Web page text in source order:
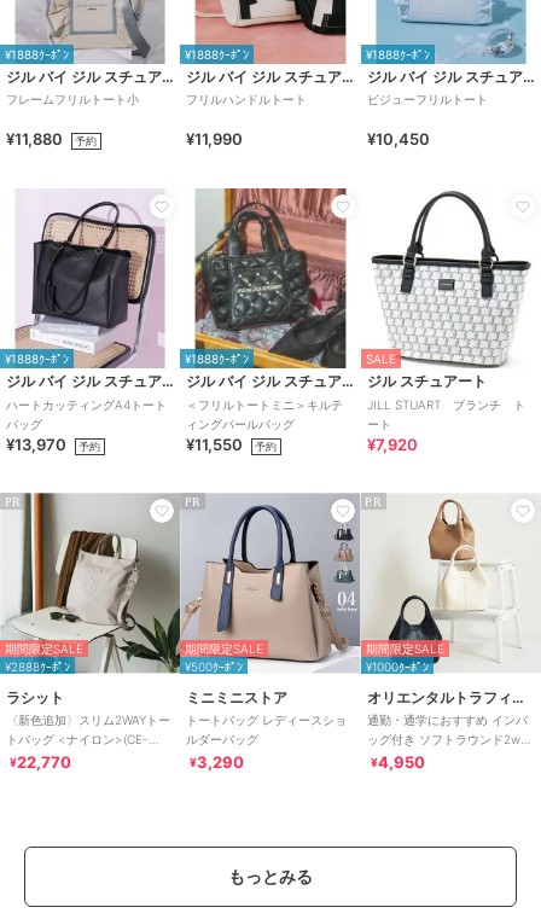
¥1888ｸｰﾎﾟﾝ
ジル バイ ジル スチュアート
フレームフリルトート小
¥11,880 予約
¥1888ｸｰﾎﾟﾝ
ジル バイ ジル スチュアート
フリルハンドルトート
¥11,990
¥1888ｸｰﾎﾟﾝ
ジル バイ ジル スチュアート
ビジューフリルトート
¥10,450
¥1888ｸｰﾎﾟﾝ
ジル バイ ジル スチュアート
ハートカッティングA4トート
バッグ
¥13,970 予約
¥1888ｸｰﾎﾟﾝ
ジル バイ ジル スチュアート
＜フリルトートミニ＞キルテ
ィングパールバッグ
¥11,550 予約
SALE
ジル スチュアート
JILL STUART ブランチ ト
ート
¥7,920
PR
期間限定SALE
¥2888ｸｰﾎﾟﾝ
ラシット
〈新色追加〉スリム2WAYトー
トバッグ <ナイロン>(CE-
1404-WEB)
¥22,770
PR
期間限定SALE
¥500ｸｰﾎﾟﾝ
ミニミニストア
トートバッグ レディースショ
ルダーバッグ
¥3,290
PR
期間限定SALE
¥1000ｸｰﾎﾟﾝ
オリエンタルトラフィック
通勤・通学におすすめ インバ
ッグ付き ソフトラウンド2way
バッグ/BA-218
¥4,950
もっとみる